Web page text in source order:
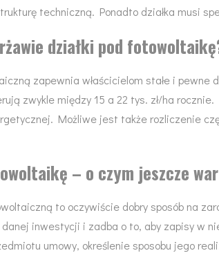
techniczną. Ponadto działka musi
działki pod
zapewnia właścicielom stałe i pewne
zwykle między 15 a 22 tys. zł/ha
Możliwe jest także rozliczenie
– o czym jeszcze
to oczywiście dobry sposób na
inwestycji i zadba o to, aby zapisy w
umowy, określenie sposobu jego